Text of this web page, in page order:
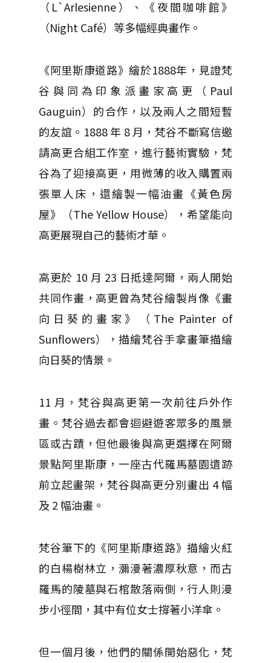
（L`Arlesienne）、《夜間咖啡館》
（Night Café）等多幅經典畫作。
《阿里斯康道路》繪於1888年，見證梵
谷與同為印象派畫家高更（Paul
Gauguin）的合作，以及兩人之間短暫
的友誼。1888 年 8 月，梵谷不斷寫信邀
請高更合組工作室，進行藝術實驗，梵
谷為了迎接高更，用微薄的收入購置兩
張單人床，還繪製一幅油畫《黃色房
屋》（The Yellow House），希望能向
高更展現自己的藝術才華。
高更於 10 月 23 日抵達阿爾，兩人開始
共同作畫，高更曾為梵谷繪製肖像《畫
向日葵的畫家》（The Painter of
Sunflowers），描繪梵谷手拿畫筆描繪
向日葵的情景。
11 月，梵谷與高更第一次前往戶外作
畫。梵谷過去都會迴避遊客眾多的風景
區或古蹟，但他最後與高更選擇在阿爾
景點阿里斯康，一座古代羅馬墓園遺跡
前立起畫架，梵谷與高更分別畫出 4 幅
及 2 幅油畫。
梵谷筆下的《阿里斯康道路》描繪火紅
的白楊樹林立，瀰漫著濃厚秋意，而古
羅馬的陵墓與石棺散落兩側，行人則漫
步小徑間，其中有位女士撐著小洋傘。
但一個月後，他們的關係開始惡化，梵